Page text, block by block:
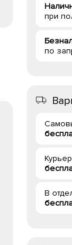
при
по
В